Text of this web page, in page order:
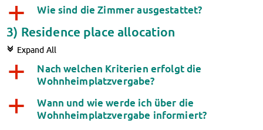
a Wie sind die Zimmer ausgestattet?
3) Residence place allocation
c Expand All
a
Nach welchen Kriterien erfolgt die
Wohnheimplatzvergabe?
a
Wann und wie werde ich über die
Wohnheimplatzvergabe informiert?